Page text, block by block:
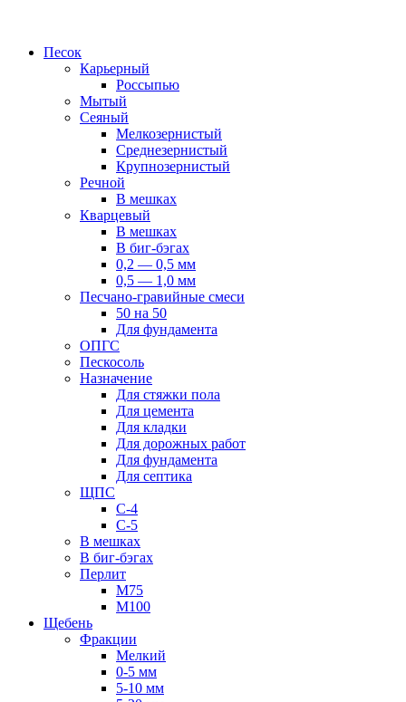
Песок
Карьерный
Россыпью
Мытый
Сеяный
Мелкозернистый
Среднезернистый
Крупнозернистый
Речной
В мешках
Кварцевый
В мешках
В биг-бэгах
0,2 — 0,5 мм
0,5 — 1,0 мм
Песчано-гравийные смеси
50 на 50
Для фундамента
ОПГС
Пескосоль
Назначение
Для стяжки пола
Для цемента
Для кладки
Для дорожных работ
Для фундамента
Для септика
ЩПС
С-4
С-5
В мешках
В биг-бэгах
Перлит
М75
М100
Щебень
Фракции
Мелкий
0-5 мм
5-10 мм